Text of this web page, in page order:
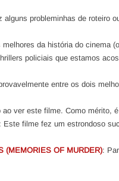
alguns probleminhas de roteiro
da história do cinema
policiais que estamos
entre os dois
ver este filme. Como mérito,
: Este filme fez um estrondoso
(MEMORIES OF MURDER):